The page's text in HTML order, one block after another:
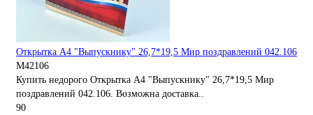
Открытка А4 "Выпускнику" 26,7*19,5 Мир поздравлений 042.106
М42106
Купить недорого Открытка А4 "Выпускнику" 26,7*19,5 Мир
поздравлений 042.106. Возможна доставка..
90